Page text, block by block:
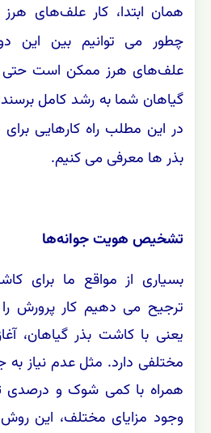
همان ابتدا، کار علف‌های
چطور می توانیم بین این
علف‌های هرز ممکن است حتی
گیاهان شما به رشد کامل برسند،
در این مطلب راه کارهایی
بذر ها معرفی می کنیم.
تشخیص هویت جوانه‌ها
بسیاری از مواقع ما برای
ترجیح می دهیم کار پرورش
یعنی با کاشت بذر گیاهان،
مختلفی دارد. مثل عدم نیاز به
همراه با کمی شوک و درصدی
وجود مزایای مختلف، این